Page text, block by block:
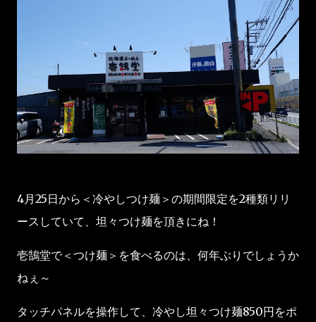
4月25日から＜冷やしつけ麺＞の期間限定を2種類リリ
ースしていて、坦々つけ麺を頂きにね！
壱鵠堂で＜つけ麺＞を食べるのは、何年ぶりでしょうか
ねぇ～
タッチパネルを操作して、冷やし坦々つけ麺850円をポ